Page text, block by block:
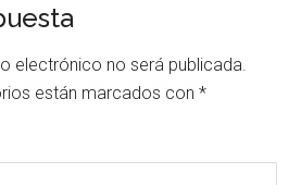
electrónico no será publicada.
están marcados con*